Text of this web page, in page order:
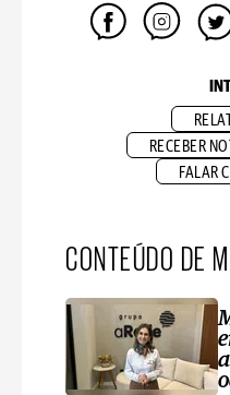
RECEBER
FALAR
CONTEÚDO DE